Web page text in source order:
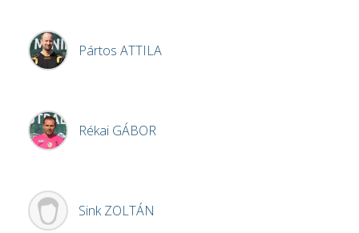
Pártos ATTILA
Rékai GÁBOR
SinkZOLTÁN